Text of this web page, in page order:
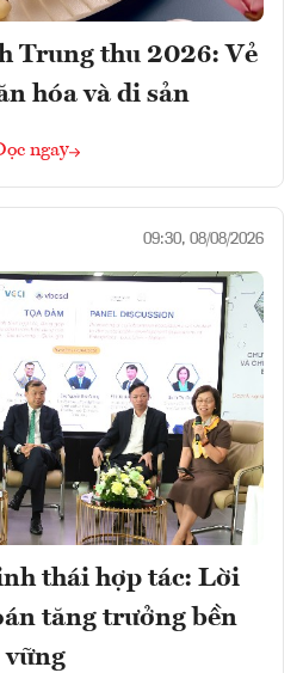
Trung thu 2026: Vẻ
hóa và di sản
ngay
09:30, 08/08/2026
thái hợp tác: Lời
tăng trưởng bền
vững